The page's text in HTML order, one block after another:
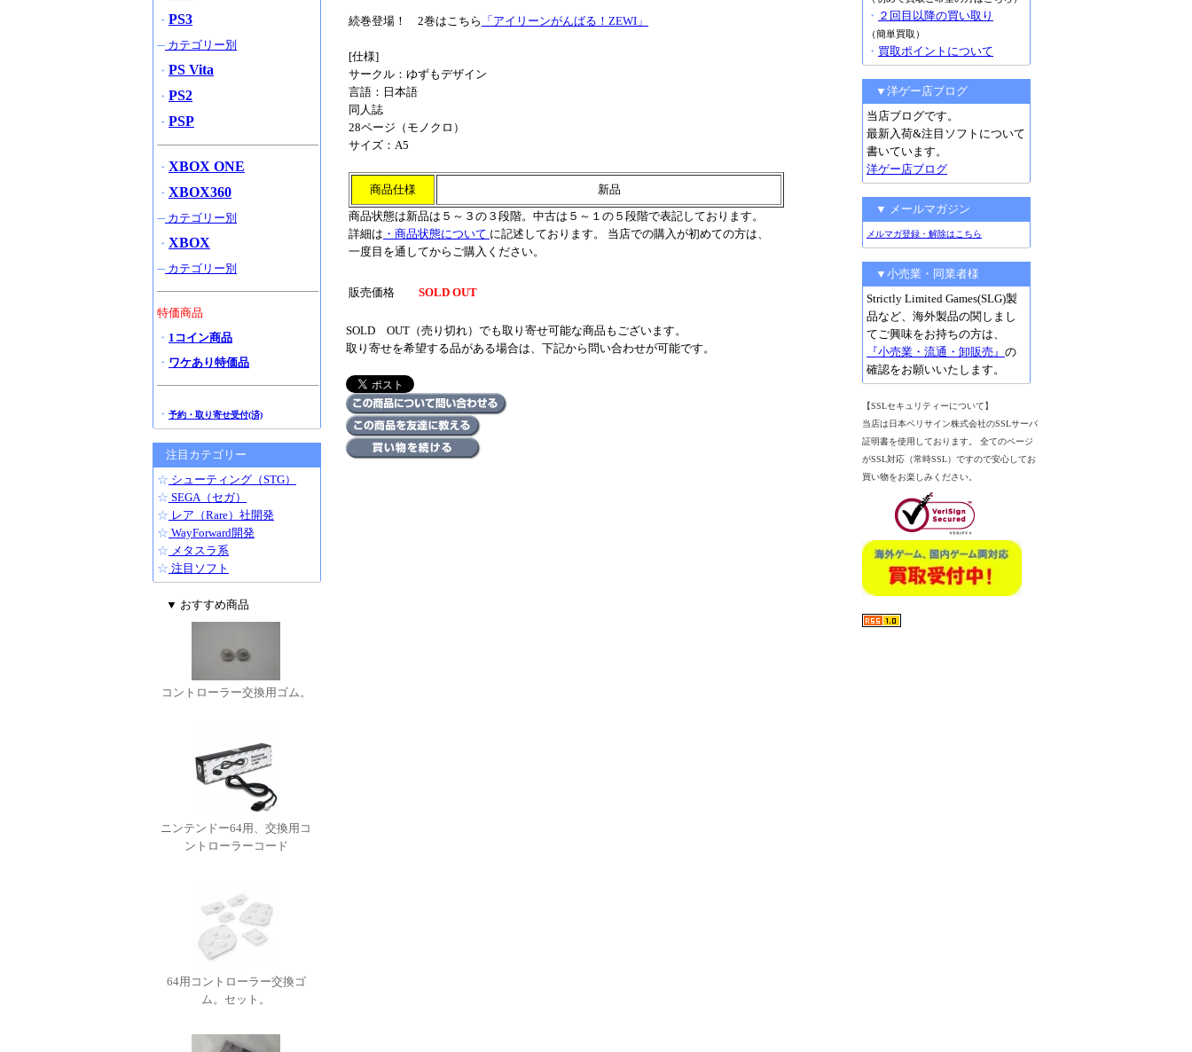
続巻登場！ 2巻はこちら 「アイリーンがんばる！ZEWI」
[仕様]
サークル：ゆずもデザイン
言語：日本語
同人誌
28ページ（モノクロ）
サイズ：A5
商品仕様
新品
商品状態は新品は５～３の３段階。中古は５～１の５段階で表記しております。
詳細は ・商品状態について に記述しております。 当店での購入が初めての方は、
一度目を通してからご購入ください。
販売価格 SOLD OUT
SOLD OUT（売り切れ）でも取り寄せ可能な商品もございます。
取り寄せを希望する品がある場合は、下記から問い合わせが可能です。
・ PS3
─カテゴリー別
・ PS Vita
・ PS2
・ PSP
・ XBOX ONE
・ XBOX360
─カテゴリー別
・ XBOX
─カテゴリー別
特価商品
・ 1コイン商品
・ ワケあり特価品
・ 予約・取り寄せ受付(済)
注目カテゴリー
☆ シューティング（STG）
☆ SEGA（セガ）
☆ レア（Rare）社開発
☆ WayForward開発
☆ メタスラ系
☆ 注目ソフト
▼ おすすめ商品
コントローラー交換用ゴム。
ニンテンドー64用、交換用コ
ントローラーコード
64用コントローラー交換ゴ
ム。セット。
・ ２回目以降の買い取り
（簡単買取）
・ 買取ポイントについて
▼洋ゲー店ブログ
当店ブログです。
最新入荷&注目ソフトについて
書いています。
洋ゲー店ブログ
▼ メールマガジン
メルマガ登録・解除はこちら
▼小売業・同業者様
Strictly Limited Games(SLG)製
品など、海外製品の関しまし
てご興味をお持ちの方は、
『小売業・流通・卸販売』 の
確認をお願いいたします。
【SSLセキュリティーについて】
当店は日本ベリサイン株式会社のSSLサーバ
証明書を使用しております。 全てのページ
がSSL対応（常時SSL）ですので安心してお
買い物をお楽しみください。